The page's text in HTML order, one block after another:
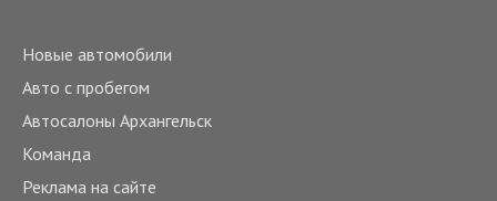
Новые автомобили
Авто с пробегом
Автосалоны Архангельск
Команда
Реклама на сайте